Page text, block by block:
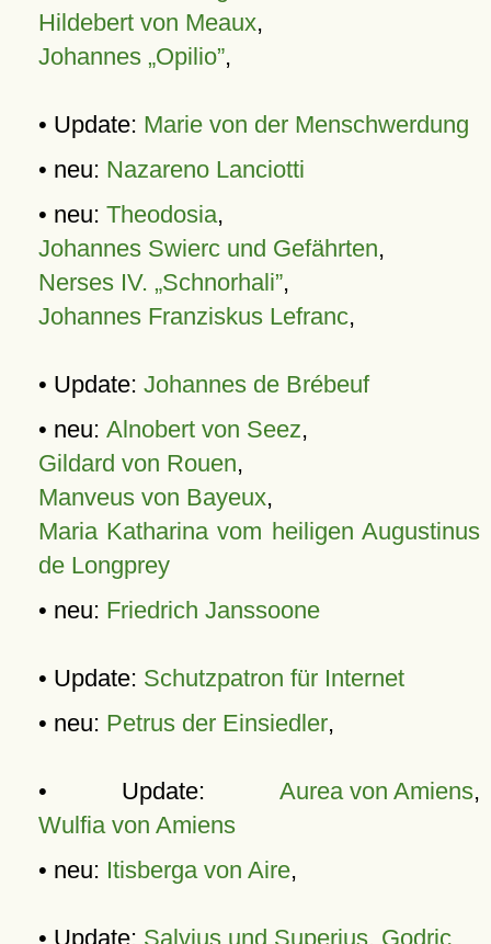
Hildebert von Meaux,
Johannes „Opilio”,
• Update: Marie von der Menschwerdung
• neu: Nazareno Lanciotti
• neu: Theodosia,
Johannes Swierc und Gefährten,
Nerses IV. „Schnorhali”,
Johannes Franziskus Lefranc,
• Update: Johannes de Brébeuf
• neu: Alnobert von Seez,
Gildard von Rouen,
Manveus von Bayeux,
Maria Katharina vom heiligen Augustinus
de Longprey
• neu: Friedrich Janssoone
• Update: Schutzpatron für Internet
• neu: Petrus der Einsiedler,
• Update: Aurea von Amiens,
Wulfia von Amiens
• neu: Itisberga von Aire,
• Update: Salvius und Superius, Godric